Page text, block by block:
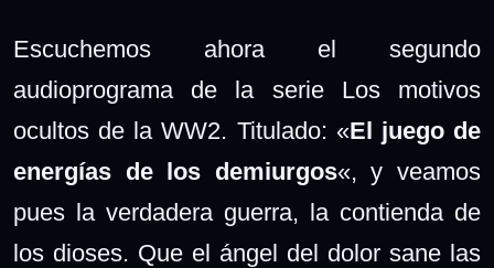
Escuchemos ahora el segundo
audioprograma de la serie Los motivos
ocultos de la WW2. Titulado: «El juego de
energías de los demiurgos«, y veamos
pues la verdadera guerra, la contienda de
los dioses. Que el ángel del dolor sane las